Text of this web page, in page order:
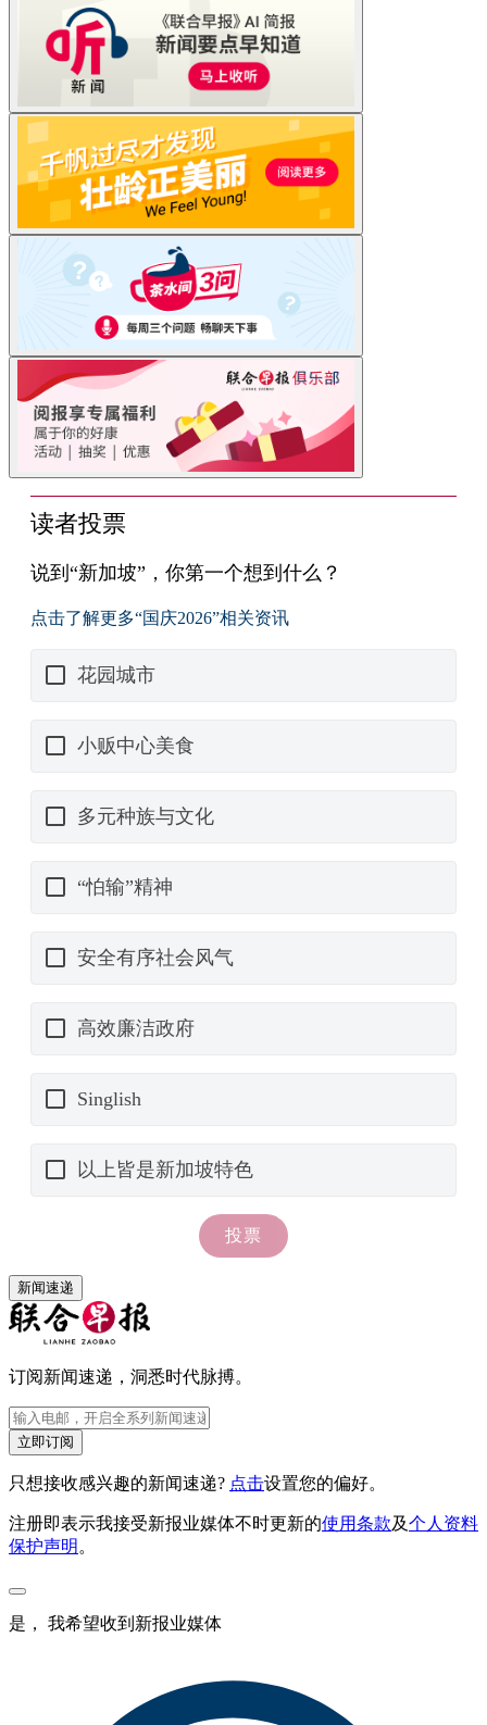
新闻速递
订阅新闻速递，洞悉时代脉搏。
立即订阅
只想接收感兴趣的新闻速递? 点击设置您的偏好。
注册即表示我接受新报业媒体不时更新的使用条款及个人资料
保护声明 。
是， 我希望收到新报业媒体